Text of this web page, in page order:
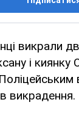
викрали
і
викрадення.